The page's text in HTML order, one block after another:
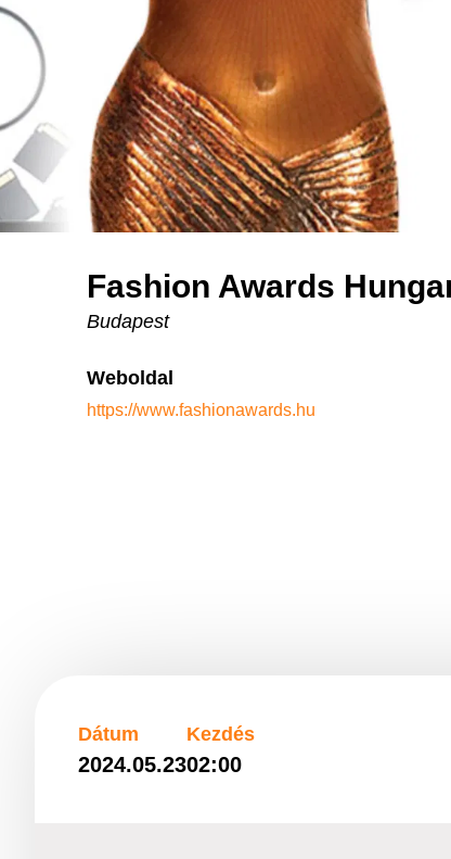
Fashion Awards
Budapest
Weboldal
https://www.fashionawards.hu
Dátum
2024.05.23
Kezdés
02:00